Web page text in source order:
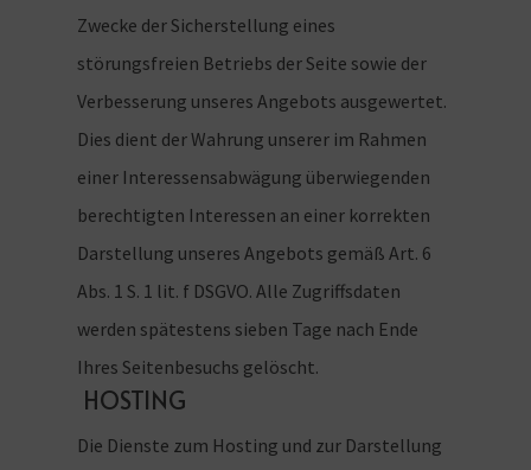
Zwecke der Sicherstellung eines
störungsfreien Betriebs der Seite sowie der
Verbesserung unseres Angebots ausgewertet.
Dies dient der Wahrung unserer im Rahmen
einer Interessensabwägung überwiegenden
berechtigten Interessen an einer korrekten
Darstellung unseres Angebots gemäß Art. 6
Abs. 1 S. 1 lit. f DSGVO. Alle Zugriffsdaten
werden spätestens sieben Tage nach Ende
Ihres Seitenbesuchs gelöscht.
HOSTING
Die Dienste zum Hosting und zur Darstellung